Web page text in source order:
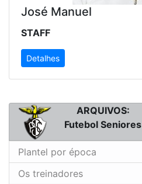
José Manuel
STAFF
Detalhes
ARQUIVOS:
Futebol Seniores
Plantel por época
Os treinadores